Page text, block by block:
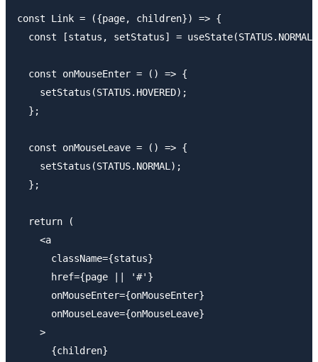
const Link = ({page, children}) => {
const [status, setStatus] =
  const onMouseEnter = () => {
    setStatus(STATUS.HOVERED);
  };
  const onMouseLeave = () => {
    setStatus(STATUS.NORMAL);
  };
  return (
    <a
      className={status}
      href={page || '#'}
      onMouseEnter={onMouseEnter}
      onMouseLeave={onMouseLeave}
    >
      {children}